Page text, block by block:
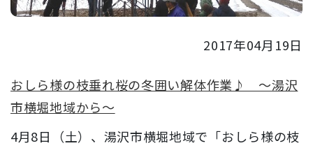
2017年04月19日
おしら様の枝垂れ桜の冬囲い解体作業♪ ～湯沢
市横堀地域から～
4月8日（土）、湯沢市横堀地域で「おしら様の枝